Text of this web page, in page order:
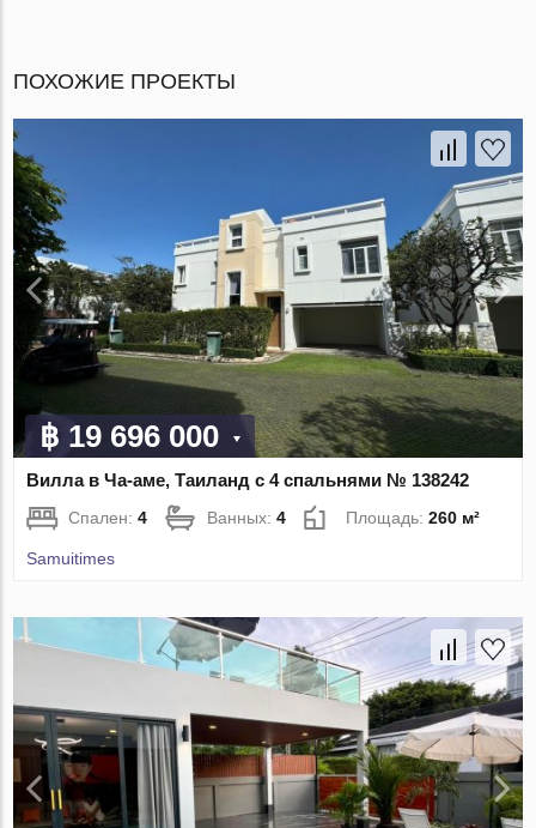
ПОХОЖИЕ ПРОЕКТЫ
฿ 19 696 000
Вилла в Ча-аме, Таиланд с 4 спальнями № 138242
Спален:4 Ванных:4 Площадь:260 м²
Samuitimes